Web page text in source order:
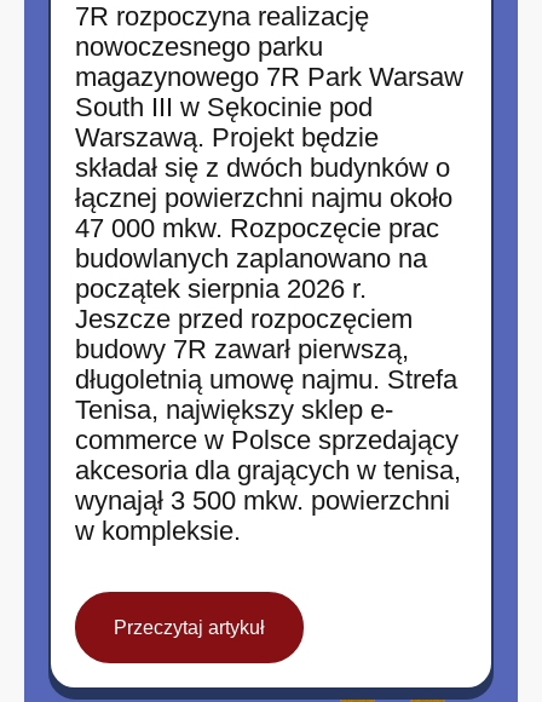
7R rozpoczyna realizację
nowoczesnego parku
magazynowego 7R Park Warsaw
South III w Sękocinie pod
Warszawą. Projekt będzie
składał się z dwóch budynków o
łącznej powierzchni najmu około
47 000 mkw. Rozpoczęcie prac
budowlanych zaplanowano na
początek sierpnia 2026 r.
Jeszcze przed rozpoczęciem
budowy 7R zawarł pierwszą,
długoletnią umowę najmu. Strefa
Tenisa, największy sklep e-
commerce w Polsce sprzedający
akcesoria dla grających w tenisa,
wynajął 3 500 mkw. powierzchni
w kompleksie.
Przeczytaj artykuł